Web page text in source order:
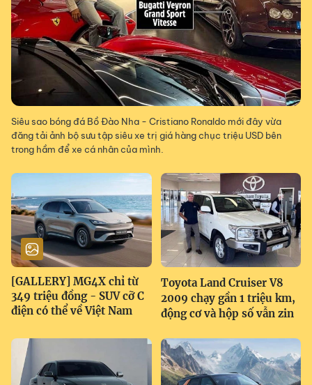
Siêu sao bóng đá Bồ Đào Nha - Cristiano Ronaldo mới đây vừa
đăng tải ảnh bộ sưu tập siêu xe trị giá hàng chục triệu USD bên
trong hầm để xe cá nhân của mình.
[GALLERY] MG4X chỉ từ
349 triệu đồng - SUV cỡ C
điện có thể về Việt Nam
Toyota Land Cruiser V8
2009 chạy gần 1 triệu km,
động cơ và hộp số vẫn zin